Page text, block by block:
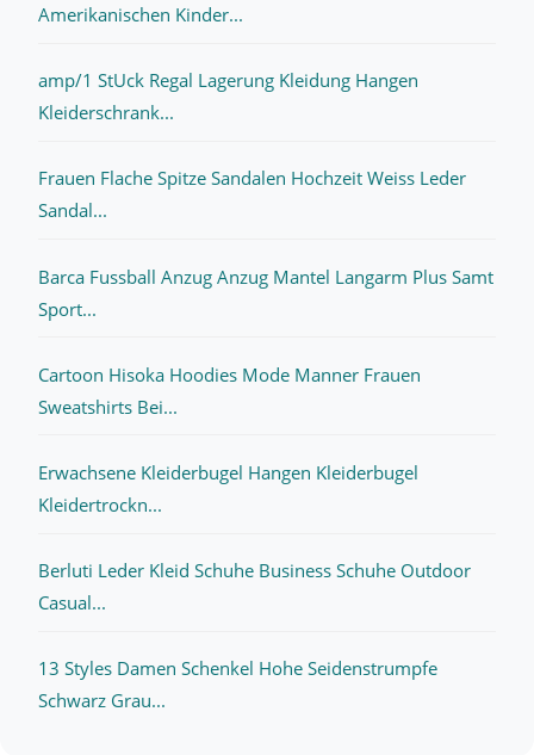
Amerikanischen Kinder...
amp/1 StUck Regal Lagerung Kleidung Hangen
Kleiderschrank...
Frauen Flache Spitze Sandalen Hochzeit Weiss Leder
Sandal...
Barca Fussball Anzug Anzug Mantel Langarm Plus Samt
Sport...
Cartoon Hisoka Hoodies Mode Manner Frauen
Sweatshirts Bei...
Erwachsene Kleiderbugel Hangen Kleiderbugel
Kleidertrockn...
Berluti Leder Kleid Schuhe Business Schuhe Outdoor
Casual...
13 Styles Damen Schenkel Hohe Seidenstrumpfe
Schwarz Grau...